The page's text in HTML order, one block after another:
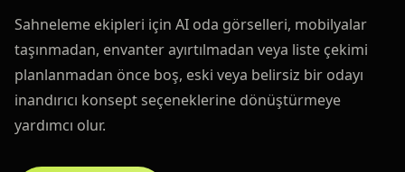
Sahneleme ekipleri için AI oda görselleri, mobilyalar
taşınmadan, envanter ayırtılmadan veya liste çekimi
planlanmadan önce boş, eski veya belirsiz bir odayı
inandırıcı konsept seçeneklerine dönüştürmeye
yardımcı olur.